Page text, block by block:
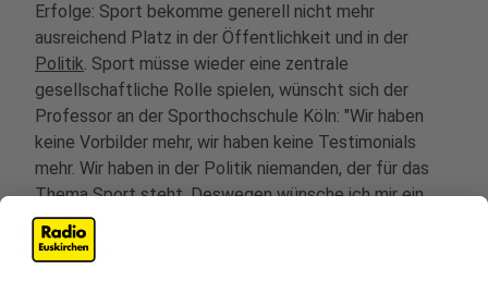
Erfolge: Sport bekomme generell nicht mehr
ausreichend Platz in der Öffentlichkeit und in der
Politik. Sport müsse wieder eine zentrale
gesellschaftliche Rolle spielen, wünscht sich der
Professor an der Sporthochschule Köln: "Wir haben
keine Vorbilder mehr, wir haben keine Testimonials
mehr. Wir haben in der Politik niemanden, der für das
Thema Sport steht. Deswegen wünsche ich mir ein
Sportministerium beispielsweise, damit die Bedeutung
des Sports klar und deutlich in der Gesellschaft